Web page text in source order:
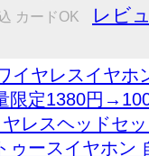
カードOK
レビ
イヤレスイヤホ
限定1380円
レスヘッドセ
ゥースイヤホン